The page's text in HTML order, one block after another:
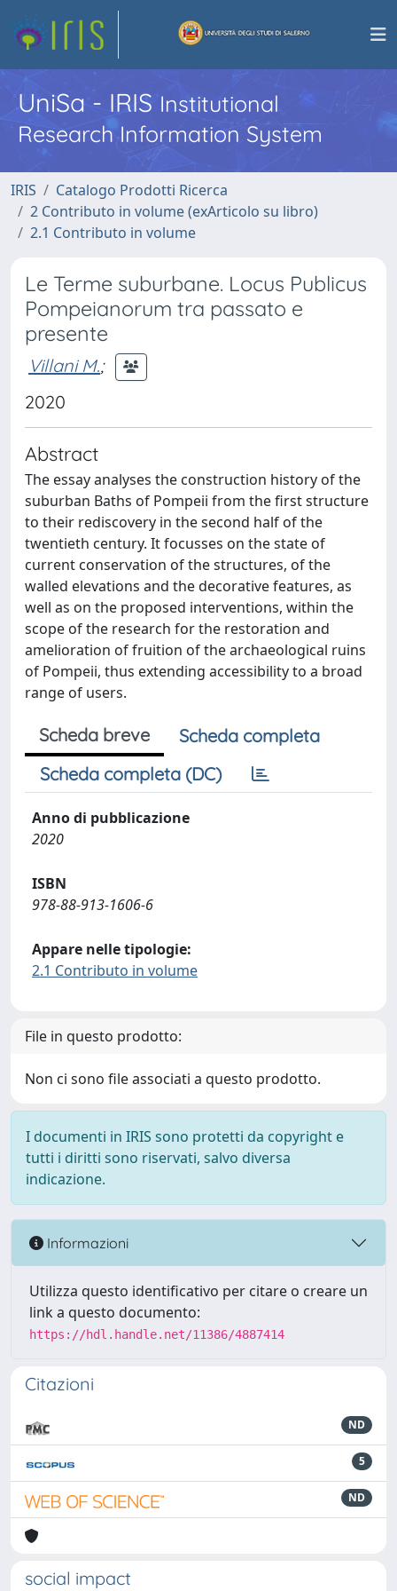
UniSa - IRISInstitutional
Research Information System
IRIS
Catalogo Prodotti Ricerca
2 Contributo in volume (exArticolo su libro)
2.1 Contributo in volume
Le Terme suburbane. Locus Publicus
Pompeianorum tra passato e
presente
Villani M.;
2020
Abstract
The essay analyses the construction history of the
suburban Baths of Pompeii from the first structure
to their rediscovery in the second half of the
twentieth century. It focusses on the state of
current conservation of the structures, of the
walled elevations and the decorative features, as
well as on the proposed interventions, within the
scope of the research for the restoration and
amelioration of fruition of the archaeological ruins
of Pompeii, thus extending accessibility to a broad
range of users.
Scheda breve
Scheda completa
Scheda completa (DC)
Anno di pubblicazione
2020
ISBN
978-88-913-1606-6
Appare nelle tipologie:
2.1 Contributo in volume
File in questo prodotto:
Non ci sono file associati a questo prodotto.
I documenti in IRIS sono protetti da copyright e
tutti i diritti sono riservati, salvo diversa
indicazione.
Informazioni
Utilizza questo identificativo per citare o creare un
link a questo documento:
https://hdl.handle.net/11386/4887414
Citazioni
ND
5
ND
social impact